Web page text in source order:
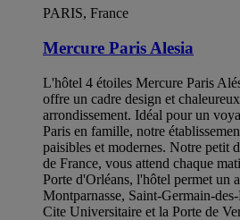
PARIS, France
Mercure Paris Alesia
L'hôtel 4 étoiles Mercure Paris
offre un cadre design et
arrondissement. Idéal pour un
Paris en famille, notre
paisibles et modernes. Notre petit
de France, vous attend chaque
Porte d'Orléans, l'hôtel permet un
Montparnasse, Saint-Germain-
Cite Universitaire et la Porte de